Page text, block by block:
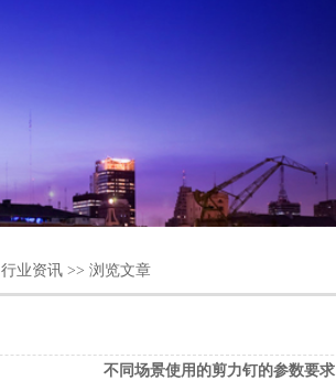
行业资讯 >> 浏览文章
不同场景使用的剪力钉的参数要求